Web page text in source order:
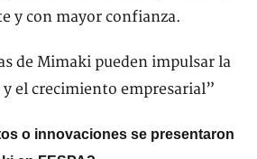
y con mayor confianza.
o innovaciones se presentaron